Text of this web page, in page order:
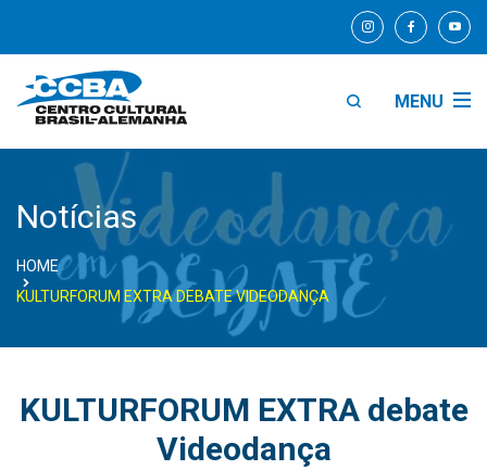
MENU
Notícias
HOME
KULTURFORUM EXTRA DEBATE VIDEODANÇA
KULTURFORUM EXTRA debate
Videodança